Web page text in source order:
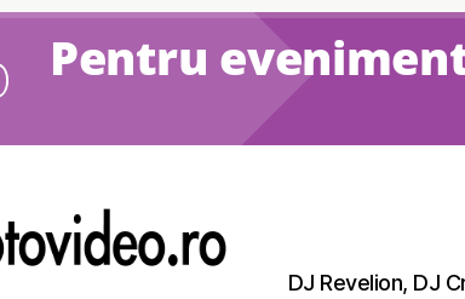
Pentru
DJ Revelion, DJ